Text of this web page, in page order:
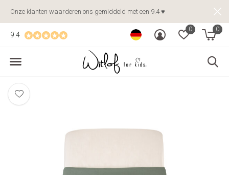
0 0
9.4
Onze klanten waarderen ons gemiddeld met een 9.4 ♥